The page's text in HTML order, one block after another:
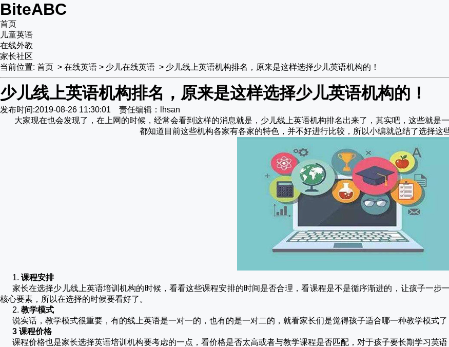
BiteABC
首页
儿童英语
在线外教
家长社区
当前位置: 首页 > 在线英语 > 少儿在线英语 > 少儿线上英语机构排名，原来是这样选择少儿英语机构的！
少儿线上英语机构排名，原来是这样选择少儿英语机构的！
发布时间:2019-08-26 11:30:01 责任编辑：lhsan
大家现在也会发现了，在上网的时候，经常会看到这样的消息就是，少儿线上英语机构排名出来了，其实吧，这些就是
都知道目前这些机构各家有各家的特色，并不好进行比较，所以小编就总结了选择这
1. 课程安排
家长在选择少儿线上英语培训机构的时候，看看这些课程安排的时间是否合理，看课程是不是循序渐进的，让孩子一步
核心要素，所以在选择的时候要看好了。
2. 教学模式
说实话，教学模式很重要，有的线上英语是一对一的，也有的是一对二的，就看家长们是觉得孩子适合哪一种教学模式
3 课程价格
课程价格也是家长选择英语培训机构要考虑的一点，看价格是否太高或者与教学课程是否匹配，对于孩子要长期学习英语